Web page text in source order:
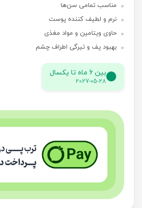
مناسب تمامی سن‌ها
نرم و لطیف کننده پوست
حاوی ویتامین و مواد مغذی
بهبود پف و تیرگی اطراف چشم
بین 6 ماه تا یکسال
2027-05-28